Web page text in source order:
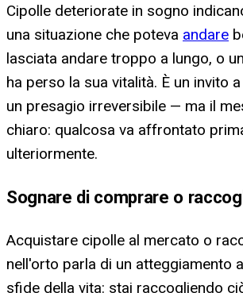
Cipolle deteriorate in sogno
una situazione che poteva andare
lasciata andare troppo a lungo, o
ha perso la sua vitalità. È un invito a
un presagio irreversibile — ma il
chiaro: qualcosa va affrontato
ulteriormente.
Sognare di comprare o
Acquistare cipolle al mercato o
nell'orto parla di un atteggiamento
sfide della vita: stai raccogliendo